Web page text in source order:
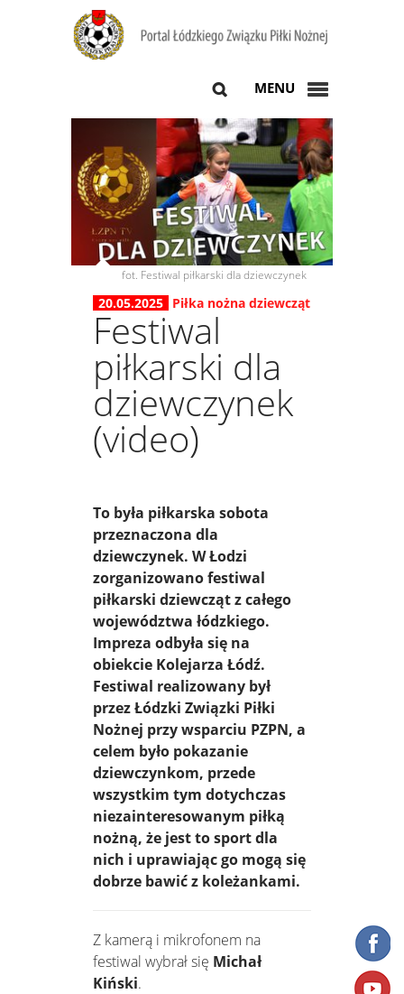
MENU
fot. Festiwal piłkarski dla dziewczynek
20.05.2025 Piłka nożna dziewcząt
Festiwal
piłkarski dla
dziewczynek
(video)
To była piłkarska sobota
przeznaczona dla
dziewczynek. W Łodzi
zorganizowano festiwal
piłkarski dziewcząt z całego
województwa łódzkiego.
Impreza odbyła się na
obiekcie Kolejarza Łódź.
Festiwal realizowany był
przez Łódzki Związki Piłki
Nożnej przy wsparciu PZPN, a
celem było pokazanie
dziewczynkom, przede
wszystkim tym dotychczas
niezainteresowanym piłką
nożną, że jest to sport dla
nich i uprawiając go mogą się
dobrze bawić z koleżankami.
Z kamerą i mikrofonem na
festiwal wybrał się Michał
Kiński.